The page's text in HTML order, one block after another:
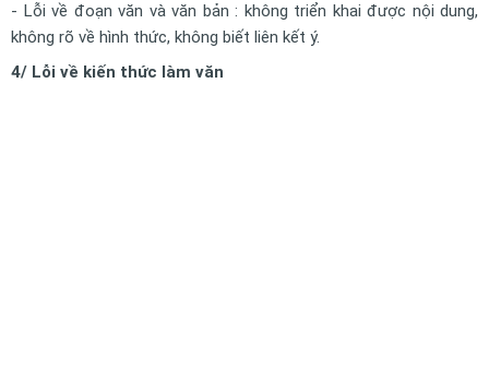
- Lỗi về đoạn văn và văn bản : không triển khai được nội dung,
không rõ về hình thức, không biết liên kết ý.
4/ Lỗi về kiến thức làm văn